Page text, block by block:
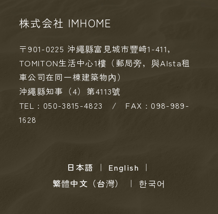
株式会社 IMHOME
〒901-0225 沖繩縣富見城市豐崎1-411，
TOMITON生活中心1樓（郵局旁，與Alsta租
車公司在同一棟建築物內）
沖繩縣知事（4）第4113號
TEL : 050-3815-4823 / FAX : 098-989-
1628
日本語 ｜ English ｜
繁體中文（台灣）
｜ 한국어